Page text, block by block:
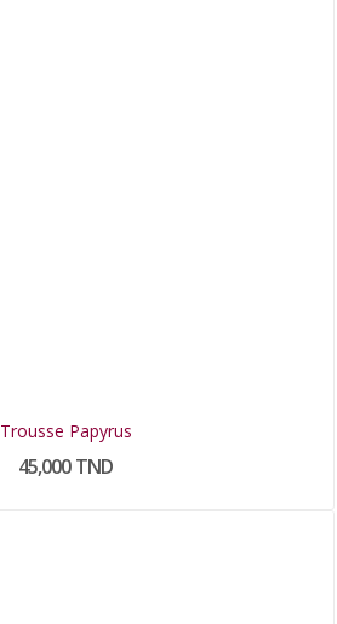
Trousse Papyrus
45,000 TND